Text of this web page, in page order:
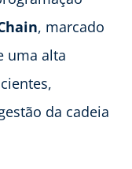
, marcado
uma alta
da cadeia